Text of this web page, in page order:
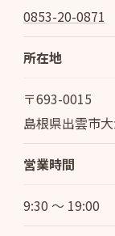
0853-20-0871
所在地
〒693-0015
島根県出雲市
営業時間
9:30 ～ 19:00